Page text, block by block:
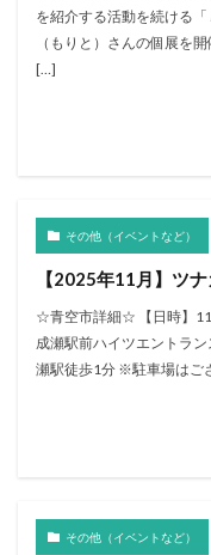
を紹介する活動を続ける
（もりと）さんの個展を
[…]
その他（イベントなど）
【2025年11月】ツ
☆青空市詳細☆ 【日時】11
成瀬駅前ハイツエントラ
瀬駅徒歩1分 ※駐車場はご
その他（イベントなど）